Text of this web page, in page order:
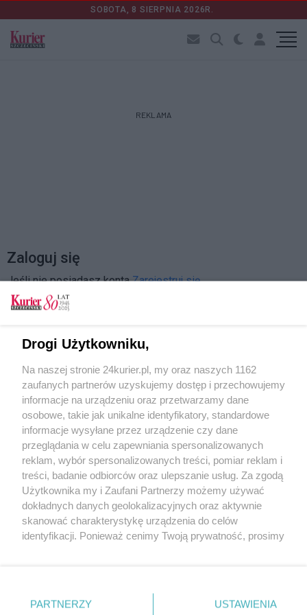
SOBOTA, 8 SIERPNIA 2026R.
REKLAMA
Zaloguj się
Jeśli nie posiadasz kontaZarejestruj się
Zapamiętać?
Zaloguj
Zapomniałem hasła
Copyright © 2022 Kurier Szczeciński sp. z o.o.
Drogi Użytkowniku,
Na naszej stronie 24kurier.pl, my oraz naszych 1162
zaufanych partnerów uzyskujemy dostęp i przechowujemy
informacje na urządzeniu oraz przetwarzamy dane
osobowe, takie jak unikalne identyfikatory, standardowe
informacje wysyłane przez urządzenie czy dane
przeglądania w celu zapewniania spersonalizowanych
reklam, wybór spersonalizowanych treści, pomiar reklam i
treści, badanie odbiorców oraz ulepszanie usług. Za zgodą
Użytkownika my i Zaufani Partnerzy możemy używać
dokładnych danych geolokalizacyjnych oraz aktywnie
skanować charakterystykę urządzenia do celów
identyfikacji. Ponieważ cenimy Twoją prywatność, prosimy
prywatności znajdujący się w lewym dolnym rogu strony
. Niektóre rodzaje przetwarzania danych nie wymagają
PARTNERZY USTAWIENIA